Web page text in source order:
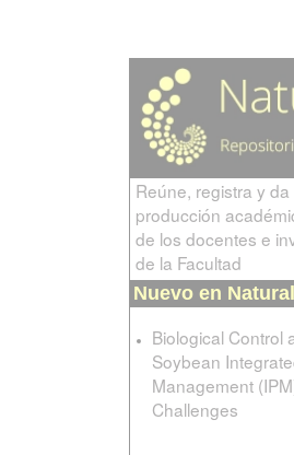
Reúne, registra y
producción
de los docentes e
de la Facultad
Nuevo en
Biological Control
Soybean
Management
Challenges